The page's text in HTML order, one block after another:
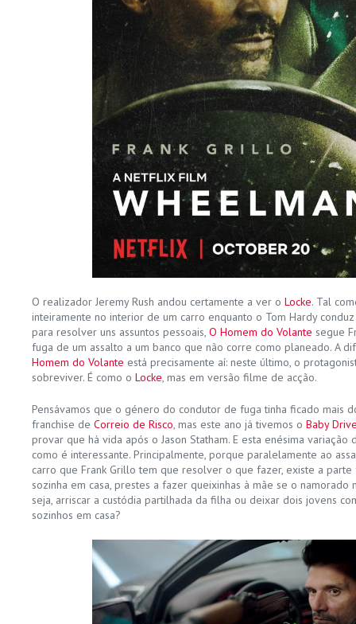
O realizador Jeremy Rush andou certamente a ver o Locke. Tal
inteiramente no interior de um carro enquanto o Tom Hardy
para resolver uns assuntos pessoais, O Homem do Volante segue
fuga de um assalto a um banco que não corre como planeado. A
Homem do Volante está precisamente aí: neste último, o
sobreviver. É como o Locke, mas em versão filme de acção.
Pensávamos que o género do condutor de fuga tinha ficado mais
franchise de Correio de Risco, mas este ano já tivemos o Baby
provar que há vida após o Jason Statham. E esta enésima variação
como é interessante. Principalmente, porque paralelamente ao
carro que Frank Grillo tem que resolver o que fazer, existe a
sozinha em casa, prestes a fazer queixinhas à mãe se o
seja, arriscar a custódia partilhada da filha ou deixar dois jovens
sozinhos em casa?